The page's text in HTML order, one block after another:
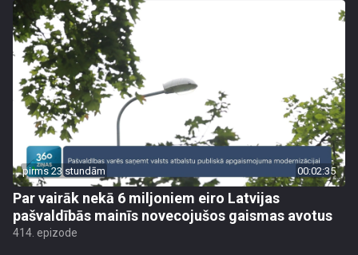
pirms 23 stundām 00:02:35
Par vairāk nekā 6 miljoniem eiro Latvijas
pašvaldībās mainīs novecojušos gaismas avotus
414. epizode